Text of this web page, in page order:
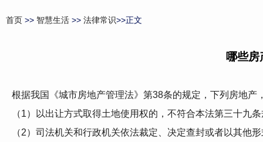
首页 >> 智慧生活 >> 法律常识>>正文
哪些房
根据我国《城市房地产管理法》第38条的规定，下列房地产
（1）以出让方式取得土地使用权的，不符合本法第三十九
（2）司法机关和行政机关依法裁定、决定查封或者以其他